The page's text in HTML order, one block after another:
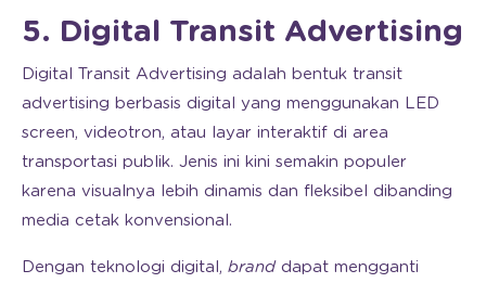
5. Digital Transit Advertising
Digital Transit Advertising adalah bentuk transit
advertising berbasis digital yang menggunakan LED
screen, videotron, atau layar interaktif di area
transportasi publik. Jenis ini kini semakin populer
karena visualnya lebih dinamis dan fleksibel dibanding
media cetak konvensional.
Dengan teknologi digital, brand dapat mengganti